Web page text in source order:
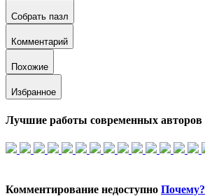
Собрать пазл
Комментарий
Похожие
Избранное
Лучшие работы современных авторов
Комментирование недоступно Почему?